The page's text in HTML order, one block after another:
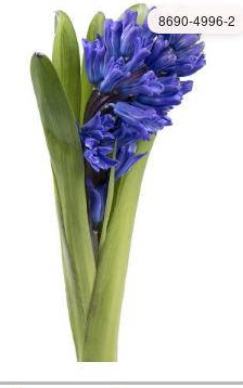
8690-4996-2